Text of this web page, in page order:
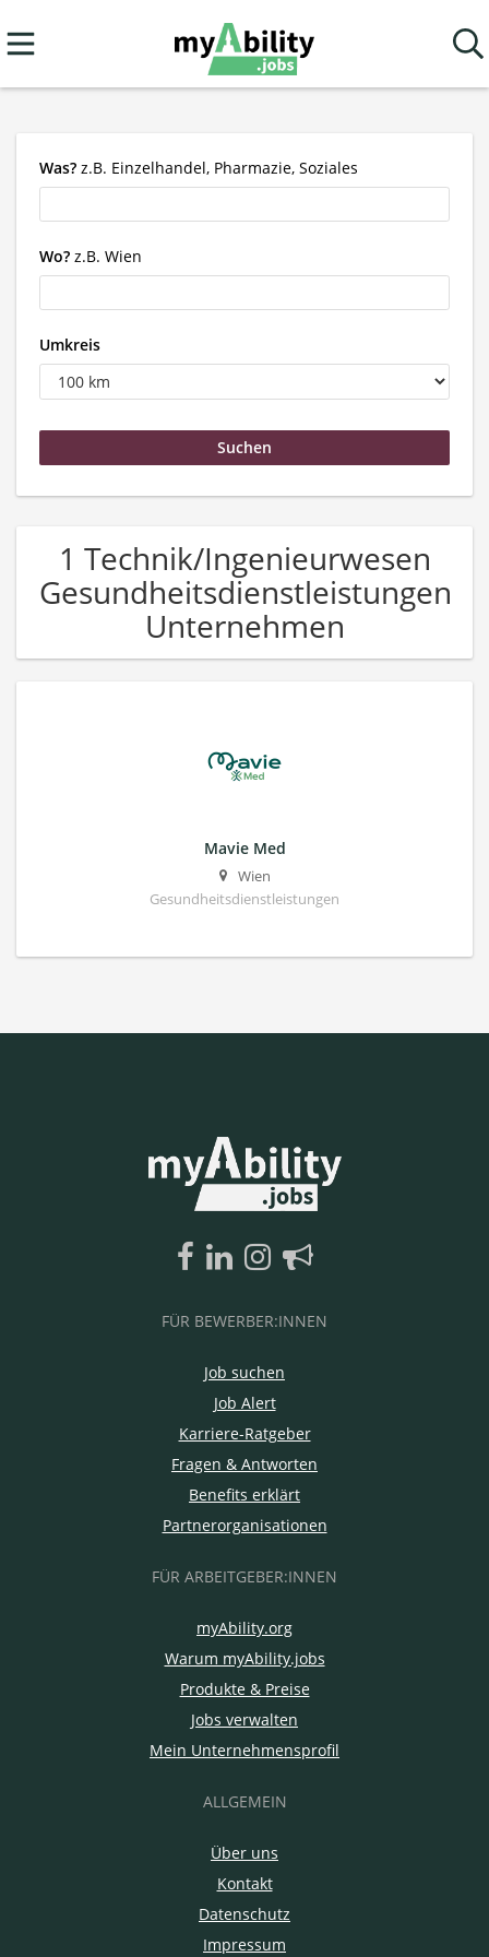
Was? z.B. Einzelhandel, Pharmazie, Soziales
Wo? z.B. Wien
Umkreis
1 Technik/Ingenieurwesen
Gesundheitsdienstleistungen
Unternehmen
Mavie Med
Wien
Gesundheitsdienstleistungen
FÜR BEWERBER:INNEN
Job suchen
Job Alert
Karriere-Ratgeber
Fragen & Antworten
Benefits erklärt
Partnerorganisationen
FÜR ARBEITGEBER:INNEN
myAbility.org
Warum myAbility.jobs
Produkte & Preise
Jobs verwalten
Mein Unternehmensprofil
ALLGEMEIN
Über uns
Kontakt
Datenschutz
Impressum